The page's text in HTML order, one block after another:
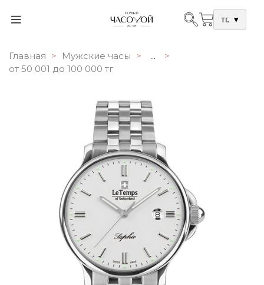
тг. ▾
Главная Мужские часы
...
от 50 001 до 100 000 тг